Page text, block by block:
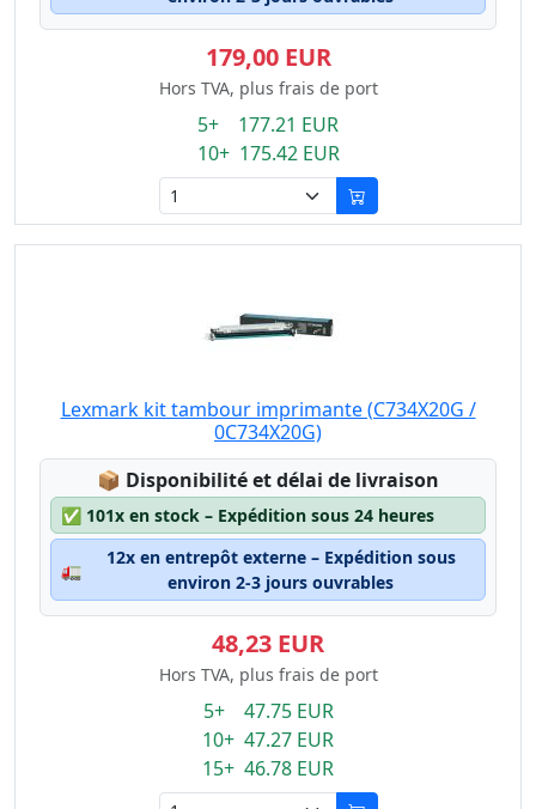
179,00 EUR
Hors TVA, plus frais de port
5+ 177.21 EUR
10+ 175.42 EUR
Lexmark kit tambour imprimante (C734X20G /
0C734X20G)
📦 Lagerstatus:
Disponibilité et délai de livraison
✅ 101x en stock – Expédition sous 24 heures
🚛
12x en entrepôt externe – Expédition sous
environ 2-3 jours ouvrables
48,23 EUR
Hors TVA, plus frais de port
5+ 47.75 EUR
10+ 47.27 EUR
15+ 46.78 EUR